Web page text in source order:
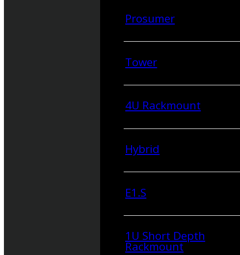
Prosumer
Tower
4U Rackmount
Hybrid
E1.S
1U Short Depth
Rackmount